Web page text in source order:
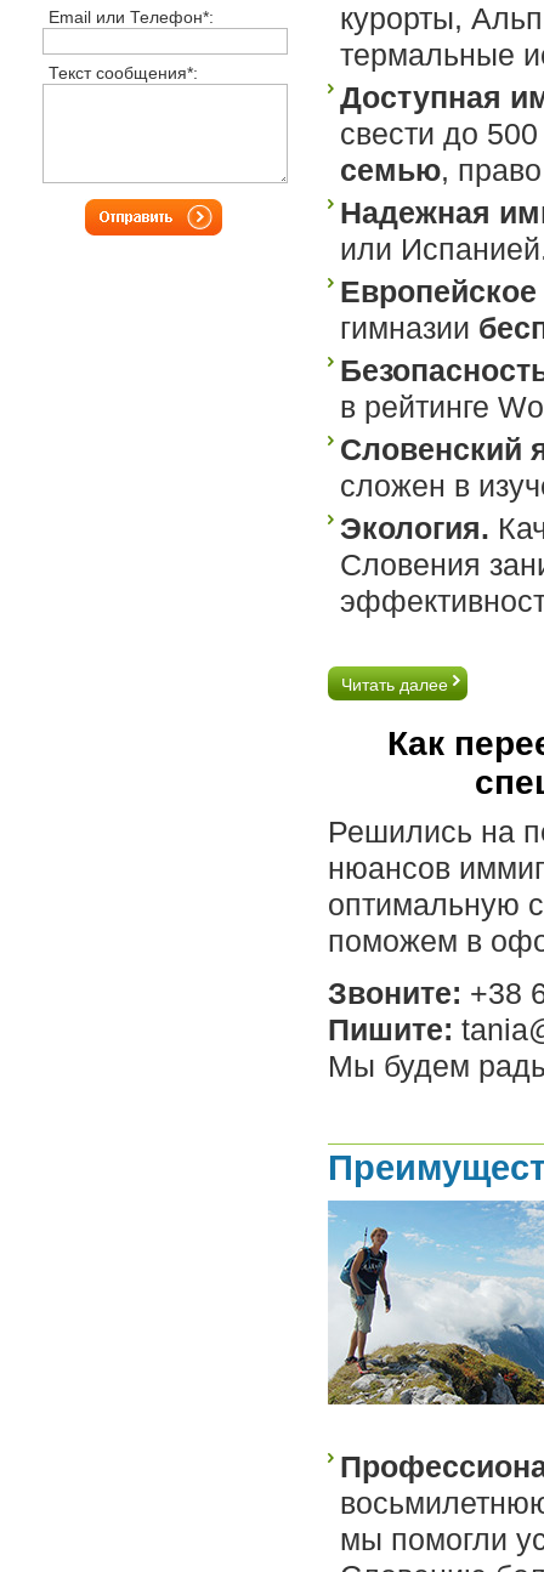
Email или Телефон*:
Текст сообщения*:
курорты,
термальные
Доступная
свести до 500
семью,
Надежная
или
гимназии
в рейтинге
Словенский
сложен в
Экология.
Словения
Читать далее
Как
Решились на
нюансов
оптимальную
поможем в
Звоните: +38
Пишите:
Мы будем
мы помогли